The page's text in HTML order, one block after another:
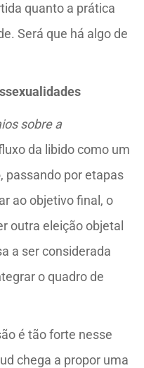
quanto a prática
Será que há algo de
sobre a
da libido como um
passando por etapas
ao objetivo final, o
outra eleição objetal
a ser considerada
o quadro de
é tão forte nesse
chega a propor uma